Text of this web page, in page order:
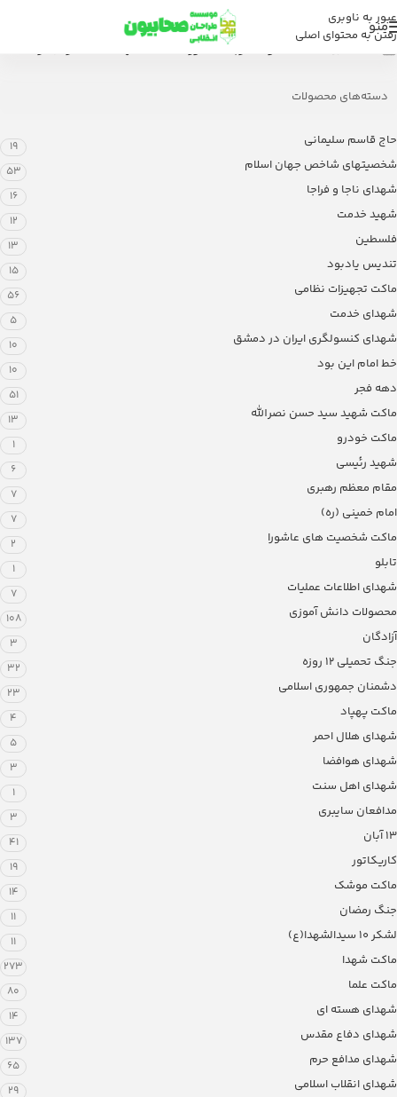
عبور به ناوبری
رفتن به محتوای اصلی
منو
محصولات برچسب خورده “ماکت شهید احمد ساربان نژاد”
دسته‌های محصولات
حاج قاسم سلیمانی 19
شخصیتهای شاخص جهان اسلام 53
شهدای ناجا و فراجا 16
شهید خدمت 12
فلسطین 13
تندیس یادبود 15
ماکت تجهیزات نظامی 56
شهدای خدمت 5
شهدای کنسولگری ایران در دمشق 10
خط امام این بود 10
دهه فجر 51
ماکت شهید سید حسن نصرالله 13
ماکت خودرو 1
شهید رئیسی 6
مقام معظم رهبری 7
امام خمینی (ره) 7
ماکت شخصیت های عاشورا 2
تابلو 1
شهدای اطلاعات عملیات 7
محصولات دانش آموزی 108
آزادگان 3
جنگ تحمیلی 12 روزه 32
دشمنان جمهوری اسلامی 23
ماکت پهپاد 4
شهدای هلال احمر 5
شهدای هوافضا 3
شهدای اهل سنت 1
مدافعان سایبری 3
13 آبان 41
کاریکاتور 19
ماکت موشک 14
جنگ رمضان 11
لشکر ۱۰ سیدالشهدا(ع) 11
ماکت شهدا 273
ماکت علما 80
شهدای هسته ای 14
شهدای دفاع مقدس 137
شهدای مدافع حرم 65
شهدای انقلاب اسلامی 29